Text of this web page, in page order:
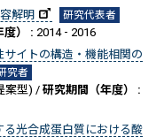
解明
研究代表者
度） : 2014 - 2016
イトの構造・機能相関の
究者
案型) / 研究期間（年度） :
光合成蛋白質における酸